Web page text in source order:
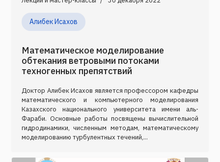
Алибек Исахов
Математическое моделирование
обтекания ветровыми потоками
техногенных препятствий
Доктор Алибек Исахов является профессором кафедры
математического и компьютерного моделирования
Казахского национального университета имени аль-
Фараби. Основные работы посвящены вычислительной
гидродинамики, численным методам, математическому
моделированию турбулентных течений,...